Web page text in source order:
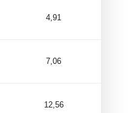
4,91
7,06
12,56